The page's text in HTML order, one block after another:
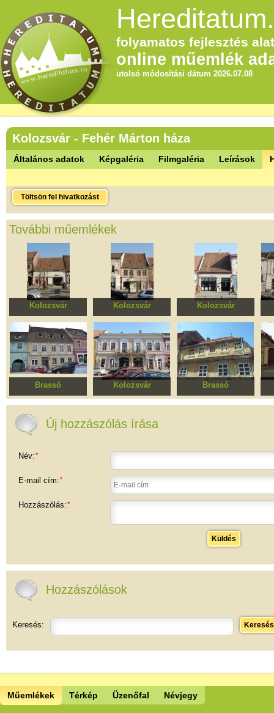
folyamatos fejlesztés
online műemlék
utolsó módosítási dátum 2026.07.08
Kolozsvár - Fehér Márton háza
Általános adatok Képgaléria Filmgaléria Leírások
Töltsön fel hivatkozást
További műemlékek
Kolozsvár
Váradi-ház
Kolozsvár
Simon Elek, majd
Gallus Viktor háza
Kolozsvár
Pattantyús-ház
Brassó
Lakóház
Kolozsvár
Folly-, Hutflesz-házak
Brassó
Ikonos ház, A és B
Új hozzászólás írása
Név:*
E-mail cím:*
Hozzászólás:*
Küldés
Hozzászólások
Keresés: Keresés
Műemlékek Térkép Üzenőfal Névjegy